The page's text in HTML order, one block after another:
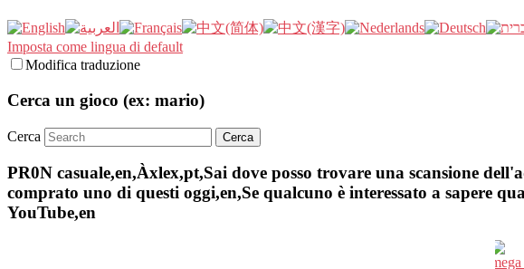
Imposta come lingua di default
Modifica traduzione
Cerca un gioco (ex: mario)
Cerca
PR0N casuale,en,Àxlex,pt,Sai dove posso trovare una scansione
comprato uno di questi oggi,en,Se qualcuno è interessato a sapere
YouTube,en